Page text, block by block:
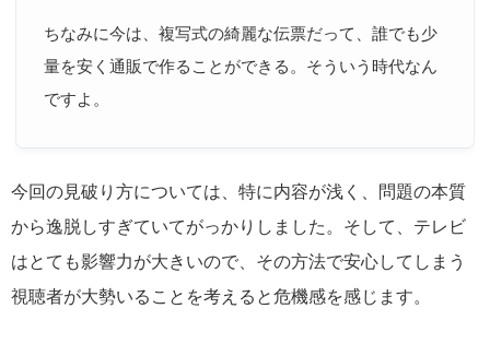
ちなみに今は、複写式の綺麗な伝票だって、誰でも少
量を安く通販で作ることができる。そういう時代なん
ですよ。
今回の見破り方については、特に内容が浅く、問題の本質
から逸脱しすぎていてがっかりしました。そして、テレビ
はとても影響力が大きいので、その方法で安心してしまう
視聴者が大勢いることを考えると危機感を感じます。